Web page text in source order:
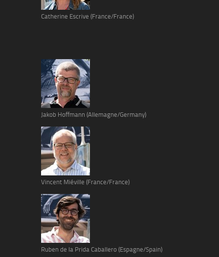
Catherine Escrive (France/France)
Jakob Hoffmann (Allemagne/Germany)
Vincent Miéville (France/France)
Ruben de la Prida Caballero (Espagne/Spain)